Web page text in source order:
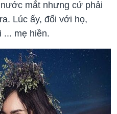
mắt nhưng cứ phải
Lúc ấy, đối với họ,
mẹ hiền.